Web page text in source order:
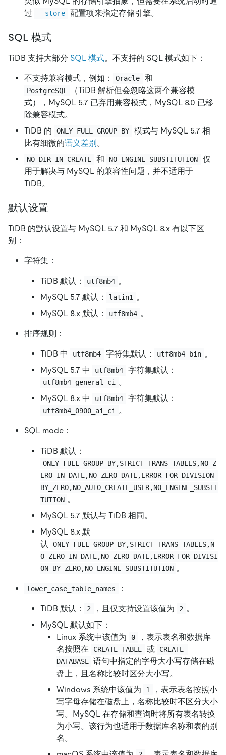
过
--store 配置项来指定存储引擎。
SQL 模式
TiDB 支持大部分 SQL 模式。不支持的 SQL 模式如下：
不支持兼容模式，例如： Oracle 和
PostgreSQL
（TiDB 解析但会忽略这两个兼容模
式），MySQL 5.7 已弃用兼容模式，MySQL 8.0 已移
除兼容模式。
TiDB 的
ONLY_FULL_GROUP_BY
模式与 MySQL 5.7 相
比有细微的语义差别。
NO_DIR_IN_CREATE 和 NO_ENGINE_SUBSTITUTION
仅
用于解决与 MySQL 的兼容性问题，并不适用于
TiDB。
默认设置
TiDB 的默认设置与 MySQL 5.7 和 MySQL 8.x 有以下区
别：
字符集：
TiDB 默认： utf8mb4 。
MySQL 5.7 默认：
latin1 。
MySQL 8.x 默认：
utf8mb4 。
排序规则：
TiDB 中 utf8mb4 字符集默认： utf8mb4_bin 。
MySQL 5.7 中
utf8mb4 字符集默认：
utf8mb4_general_ci
。
MySQL 8.x 中
utf8mb4 字符集默认：
utf8mb4_0900_ai_ci 。
SQL mode：
TiDB 默认：
ONLY_FULL_GROUP_BY,STRICT_TRANS_TABLES,NO_Z
ERO_IN_DATE,NO_ZERO_DATE,ERROR_FOR_DIVISION_
BY_ZERO,NO_AUTO_CREATE_USER,NO_ENGINE_SUBSTI
TUTION 。
MySQL 5.7 默认与 TiDB 相同。
MySQL 8.x 默
认
ONLY_FULL_GROUP_BY,STRICT_TRANS_TABLES,N
O_ZERO_IN_DATE,NO_ZERO_DATE,ERROR_FOR_DIVISI
ON_BY_ZERO,NO_ENGINE_SUBSTITUTION 。
lower_case_table_names ：
TiDB 默认： 2 ，且仅支持设置该值为 2 。
MySQL 默认如下：
Linux 系统中该值为
0
，表示表名和数据库
名按照在
CREATE TABLE 或
CREATE
DATABASE 语句中指定的字母大小写存储在磁
盘上，且名称比较时区分大小写。
Windows 系统中该值为
1
，表示表名按照小
写字母存储在磁盘上，名称比较时不区分大小
写。MySQL 在存储和查询时将所有表名转换
为小写。该行为也适用于数据库名称和表的别
名。